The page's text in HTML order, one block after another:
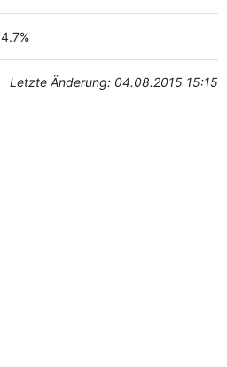
4.7%
Letzte Änderung: 04.08.2015 15:15